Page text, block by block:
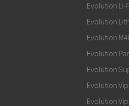
Evolution
Evolution
Evolution
Evolution
Evolution
Evolution
Evolution